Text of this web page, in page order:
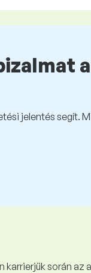
jelentés segít.
során